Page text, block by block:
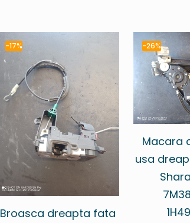
-17%
Broasca dreapta fata
-26%
Macara
usa